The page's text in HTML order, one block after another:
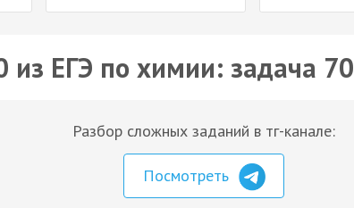
из ЕГЭ по химии: задача 70
Разбор сложных заданий в тг-канале:
Посмотреть